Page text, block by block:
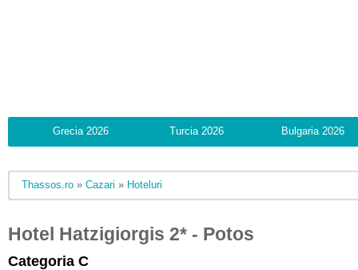
Grecia 2026 Turcia 2026 Bulgaria 2026
Thassos.ro » Cazari » Hoteluri
Hotel Hatzigiorgis 2* - Potos
Categoria C